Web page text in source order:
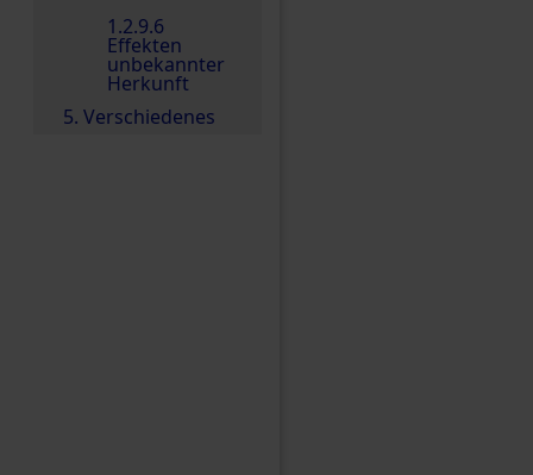
1.2.9.6
Effekten
unbekannter
Herkunft
5. Verschiedenes